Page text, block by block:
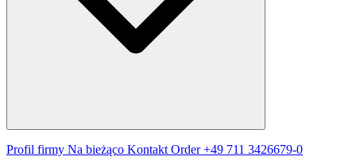
Profil firmy Na bieżąco Kontakt Order+49 711 3426679-0